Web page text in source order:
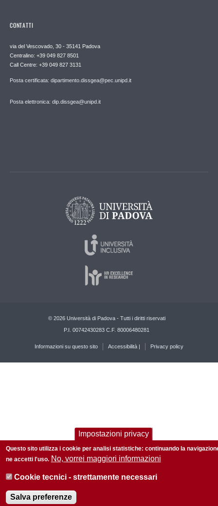
CONTATTI
via del Vescovado, 30 - 35141 Padova
Centralino: +39 049 827 8501
Call Centre: +39 049 827 3131
Posta certificata: dipartimento.dissgea@pec.unipd.it
Posta elettronica: dip.dissgea@unipd.it
© 2026 Università di Padova - Tutti i diritti riservati
P.I. 00742430283 C.F. 80006480281
Informazioni su questo sito Accessibilità | Privacy policy
Impostazioni privacy
Questo sito utilizza i cookie per analisi statistiche: continuando la
ne accetti l'uso. No, vorrei maggiori informazioni
Cookie tecnici - strettamente necessari
Salva preferenze